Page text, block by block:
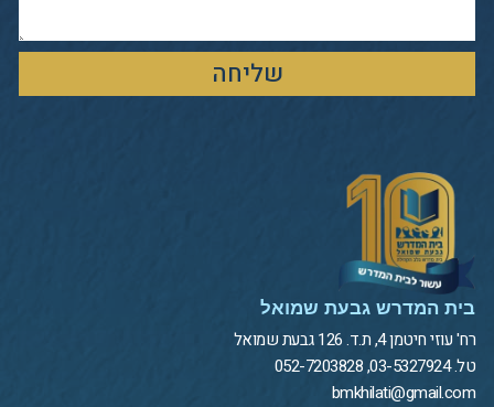
שליחה
בית המדרש גבעת שמואל
רח' עוזי חיטמן 4, ת.ד. 126 גבעת שמואל
טל. 03-5327924, 052-7203828
bmkhilati@gmail.com